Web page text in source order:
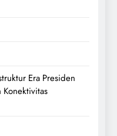
Era Presiden
Konektivitas